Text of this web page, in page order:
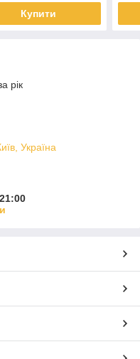
Купити
рік
Україна